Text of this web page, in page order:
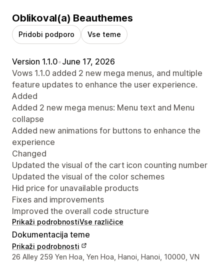
Oblikoval(a) Beauthemes
Pridobi podporo Vse teme
Version 1.1.0•June 17, 2026
Vows 1.1.0 added 2 new mega menus, and multiple
feature updates to enhance the user experience.
Added
Added 2 new mega menus: Menu text and Menu
collapse
Added new animations for buttons to enhance the
experience
Changed
Updated the visual of the cart icon counting number
Updated the visual of the color schemes
Hid price for unavailable products
Fixes and improvements
Improved the overall code structure
Prikaži podrobnostiVse različice
Dokumentacija teme
Prikaži podrobnosti
Podatki za stik z oblikovalcem
26 Alley 259 Yen Hoa, Yen Hoa, Hanoi, Hanoi, 10000, VN